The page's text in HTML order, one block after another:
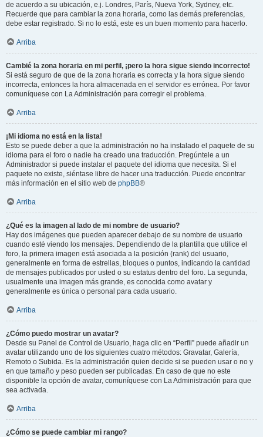
de acuerdo a su ubicación, e.j. Londres, París, Nueva York, Sydney, etc.
Recuerde que para cambiar la zona horaria, como las demás preferencias,
debe estar registrado. Si no lo está, este es un buen momento para hacerlo.
Arriba
Cambié la zona horaria en mi perfil, ¡pero la hora sigue siendo incorrecto!
Si está seguro de que de la zona horaria es correcta y la hora sigue siendo
incorrecta, entonces la hora almacenada en el servidor es errónea. Por favor
comuníquese con La Administración para corregir el problema.
Arriba
¡Mi idioma no está en la lista!
Esto se puede deber a que la administración no ha instalado el paquete de su
idioma para el foro o nadie ha creado una traducción. Pregúntele a un
Administrador si puede instalar el paquete del idioma que necesita. Si el
paquete no existe, siéntase libre de hacer una traducción. Puede encontrar
más información en el sitio web de phpBB®
Arriba
¿Qué es la imagen al lado de mi nombre de usuario?
Hay dos imágenes que pueden aparecer debajo de su nombre de usuario
cuando esté viendo los mensajes. Dependiendo de la plantilla que utilice el
foro, la primera imagen está asociada a la posición (rank) del usuario,
generalmente en forma de estrellas, bloques o puntos, indicando la cantidad
de mensajes publicados por usted o su estatus dentro del foro. La segunda,
usualmente una imagen más grande, es conocida como avatar y
generalmente es única o personal para cada usuario.
Arriba
¿Cómo puedo mostrar un avatar?
Desde su Panel de Control de Usuario, haga clic en “Perfil” puede añadir un
avatar utilizando uno de los siguientes cuatro métodos: Gravatar, Galería,
Remoto o Subida. Es la administración quien decide si se pueden usar o no y
en que tamaño y peso pueden ser publicadas. En caso de que no este
disponible la opción de avatar, comuníquese con La Administración para que
sea activada.
Arriba
¿Cómo se puede cambiar mi rango?